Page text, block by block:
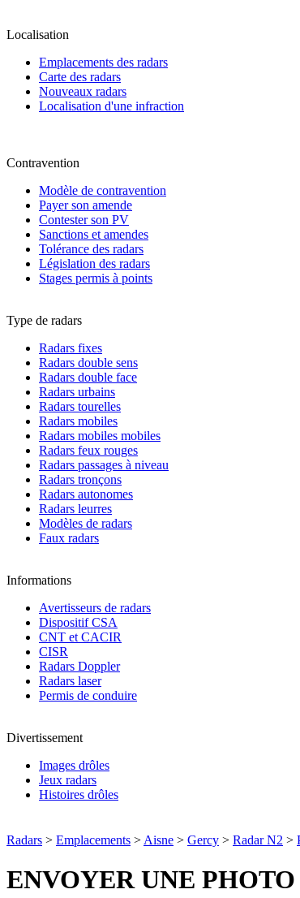
Localisation
Emplacements des radars
Carte des radars
Nouveaux radars
Localisation d'une infraction
Contravention
Modèle de contravention
Payer son amende
Contester son PV
Sanctions et amendes
Tolérance des radars
Législation des radars
Stages permis à points
Type de radars
Radars fixes
Radars double sens
Radars double face
Radars urbains
Radars tourelles
Radars mobiles
Radars mobiles mobiles
Radars feux rouges
Radars passages à niveau
Radars tronçons
Radars autonomes
Radars leurres
Modèles de radars
Faux radars
Informations
Avertisseurs de radars
Dispositif CSA
CNT et CACIR
CISR
Radars Doppler
Radars laser
Permis de conduire
Divertissement
Images drôles
Jeux radars
Histoires drôles
Radars > Emplacements > Aisne > Gercy > Radar N2 >
ENVOYER UNE